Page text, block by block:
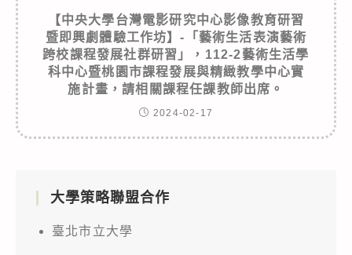
【中央大學台灣電影研究中心影像教育研習
暨即興劇體驗工作坊】-「藝術生活表演藝術
跨校課程發展社群研習」，112-2藝術生活學
科中心暨桃園市課程發展與精緻教學中心實
施計畫，請相關課程任課教師出席。
2024-02-17
大學策略聯盟合作
臺北市立大學